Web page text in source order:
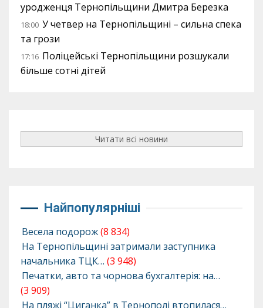
уродженця Тернопільщини Дмитра Березка
18:00 У четвер на Тернопільщині – сильна спека
та грози
17:16 Поліцейські Тернопільщини розшукали
більше сотні дітей
Читати всі новини
Найпопулярніші
Весела подорож(8 834)
На Тернопільщині затримали заступника
начальника ТЦК… (3 948)
Печатки, авто та чорнова бухгалтерія: на…
(3 909)
На пляжі “Циганка” в Тернополі втопилася…